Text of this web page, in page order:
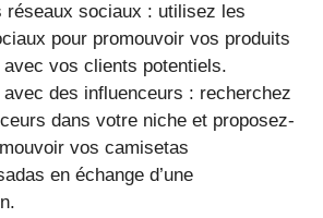
réseaux sociaux : utilisez les
pour promouvoir vos produits
vos clients potentiels.
des influenceurs : recherchez
dans votre niche et proposez-
vos camisetas
en échange d’une